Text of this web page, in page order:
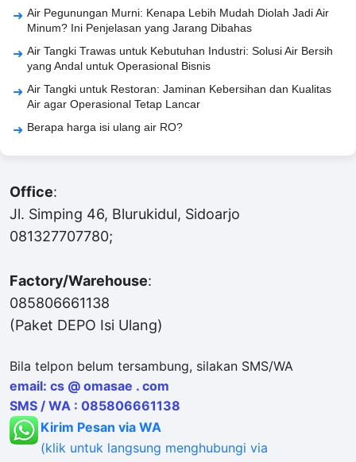
Air Pegunungan Murni: Kenapa Lebih Mudah Diolah Jadi Air
Minum? Ini Penjelasan yang Jarang Dibahas
Air Tangki Trawas untuk Kebutuhan Industri: Solusi Air Bersih
yang Andal untuk Operasional Bisnis
Air Tangki untuk Restoran: Jaminan Kebersihan dan Kualitas
Air agar Operasional Tetap Lancar
Berapa harga isi ulang air RO?
Office:
Jl. Simping 46, Blurukidul, Sidoarjo
081327707780;
Factory/Warehouse:
085806661138
(Paket DEPO Isi Ulang)
Bila telpon belum tersambung, silakan SMS/WA
email: cs @ omasae . com
SMS / WA : 085806661138
Kirim Pesan via WA
(klik untuk langsung menghubungi via